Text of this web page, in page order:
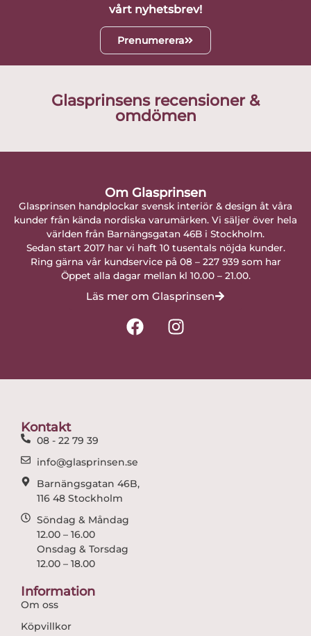
vårt nyhetsbrev!
Prenumerera
Glasprinsens recensioner &
omdömen
Om Glasprinsen
Glasprinsen handplockar svensk interiör & design åt våra
kunder från kända nordiska varumärken. Vi säljer över hela
världen från Barnängsgatan 46B i Stockholm.
Sedan start 2017 har vi haft 10 tusentals nöjda kunder.
Ring gärna vår kundservice på 08 – 227 939 som har
Öppet alla dagar mellan kl 10.00 – 21.00.
Läs mer om Glasprinsen
F
a
I
n
Kontakt
08 - 22 79 39
info@glasprinsen.se
Barnängsgatan 46B,
116 48 Stockholm
Söndag & Måndag
12.00 – 16.00
Onsdag & Torsdag
12.00 – 18.00
Information
Om oss
Köpvillkor